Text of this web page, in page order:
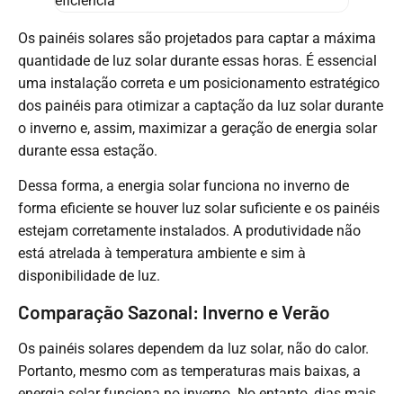
Os painéis solares são projetados para captar a máxima
quantidade de luz solar durante essas horas. É essencial
uma instalação correta e um posicionamento estratégico
dos painéis para otimizar a captação da luz solar durante
o inverno e, assim, maximizar a geração de energia solar
durante essa estação.
Dessa forma, a energia solar funciona no inverno de
forma eficiente se houver luz solar suficiente e os painéis
estejam corretamente instalados. A produtividade não
está atrelada à temperatura ambiente e sim à
disponibilidade de luz.
Comparação Sazonal: Inverno e Verão
Os painéis solares dependem da luz solar, não do calor.
Portanto, mesmo com as temperaturas mais baixas, a